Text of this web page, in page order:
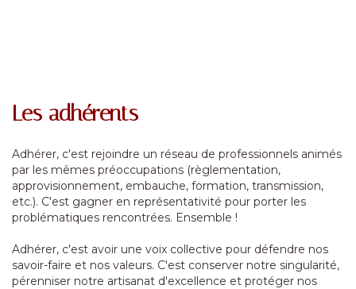
Les adhérents
Adhérer, c'est rejoindre un réseau de professionnels animés
par les mêmes préoccupations (règlementation,
approvisionnement, embauche, formation, transmission,
etc.). C'est gagner en représentativité pour porter les
problématiques rencontrées. Ensemble !
Adhérer, c'est avoir une voix collective pour défendre nos
savoir-faire et nos valeurs. C'est conserver notre singularité,
pérenniser notre artisanat d'excellence et protéger nos